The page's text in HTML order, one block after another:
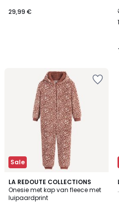
29,99 €
Sale
LA REDOUTE COLLECTIONS
Onesie met kap van fleece met
luipaardprint
.